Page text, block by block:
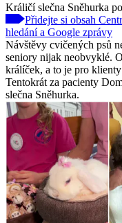
Králičí slečna Sněhurka
Přidejte si obsah
hledání a Google zprávy
Návštěvy cvičených psů
seniory nijak neobvyklé.
králíček, a to je pro
Tentokrát za pacienty
slečna Sněhurka.